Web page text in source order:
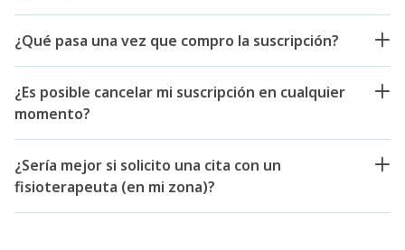
¿Qué pasa una vez que compro la suscripción?
¿Es posible cancelar mi suscripción en cualquier
momento?
¿Sería mejor si solicito una cita con un
fisioterapeuta (en mi zona)?